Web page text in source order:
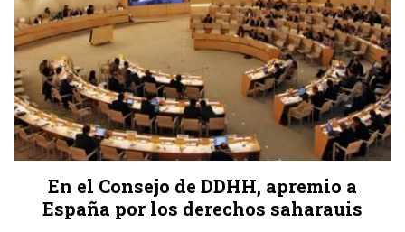
En el Consejo de DDHH, apremio a
España por los derechos saharauis